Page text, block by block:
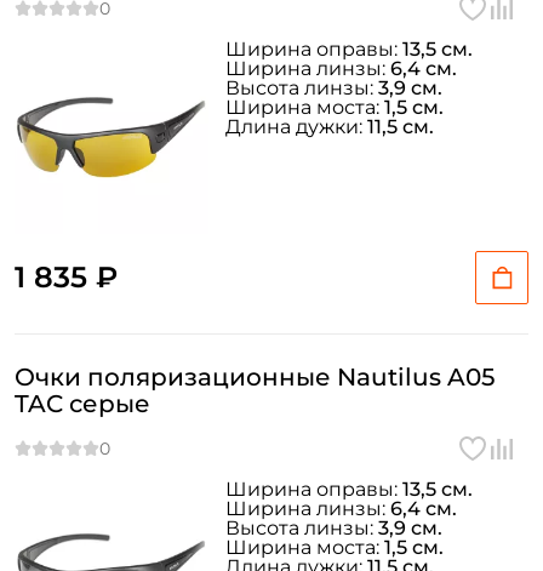
1 835 ₽
Ширина оправы: 13,5 см.
Ширина линзы: 6,4 см.
Высота линзы: 3,9 см.
Ширина моста: 1,5 см.
Длина дужки: 11,5 см.
Очки поляризационные Nautilus A05
TAC серые
Ширина оправы: 13,5 см.
Ширина линзы: 6,4 см.
Высота линзы: 3,9 см.
Ширина моста: 1,5 см.